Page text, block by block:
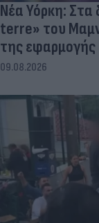
Νέα Υόρκη: Στα
terre» του
της εφαρμογής
09.08.2026